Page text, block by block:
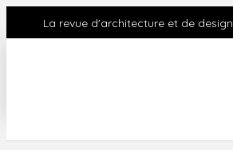
La revue d'architecture et de design